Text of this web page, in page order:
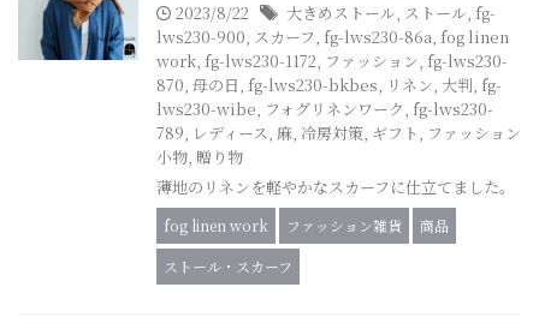
2023/8/22 大きめストール, ストール, fg-
lws230-900, スカーフ, fg-lws230-86a, fog linen
work, fg-lws230-1172, ファッション, fg-lws230-
870, 母の日, fg-lws230-bkbes, リネン, 大判, fg-
lws230-wibe, フォグリネンワーク, fg-lws230-
789, レディース, 麻, 冷房対策, ギフト, ファッション
小物, 贈り物
薄地のリネンを軽やかなスカーフに仕立てました。
fog linen work ファッション雑貨
商品
ストール・スカーフ